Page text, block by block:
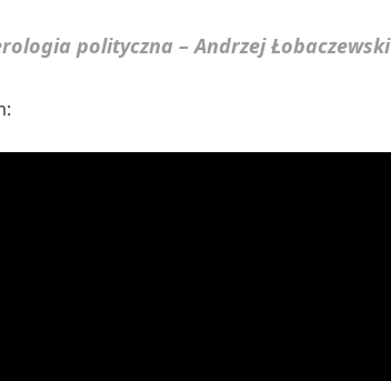
polityczna – Andrzej Łobaczewski